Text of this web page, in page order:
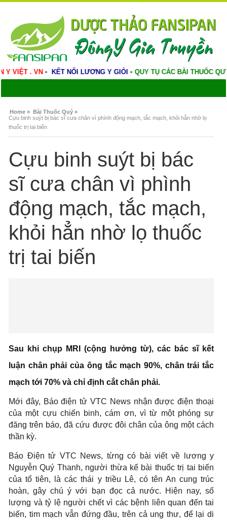
•KẾT NỐI LƯƠNG Y GIỎI•QUY TỤ CÁC BÀI THUỐC QUÝ•VINH
Home » Bài Thuốc Quý »
Cựu binh suýt bị bác sĩ cưa chân vì phình động mạch, tắc mạch, khỏi hẳn nhờ lọ
thuốc trị tai biến
Cựu binh suýt bị bác
sĩ cưa chân vì phình
động mạch, tắc mạch,
khỏi hẳn nhờ lọ thuốc
trị tai biến
Sau khi chụp MRI (cộng hưởng từ), các bác sĩ kết
luận chân phải của ông tắc mạch 90%, chân trái tắc
mạch tới 70% và chỉ định cắt chân phải.
Mới đây, Báo điện tử VTC News nhận được điện thoại
của một cựu chiến binh, cám ơn, vì từ một phóng sự
đăng trên báo, đã cứu được đôi chân của ông một cách
thần kỳ.
Báo Điện tử VTC News, từng có bài viết về lương y
Nguyễn Quý Thanh, người thừa kế bài thuốc trị tai biến
của tổ tiên, là các thái y triều Lê, có tên An cung trúc
hoàn, gây chú ý với bạn đọc cả nước. Hiện nay, số
lượng và tỷ lệ người chết vì các bệnh liên quan đến tai
biến, tim mạch vẫn đứng đầu, trên cả ung thư, để lại di